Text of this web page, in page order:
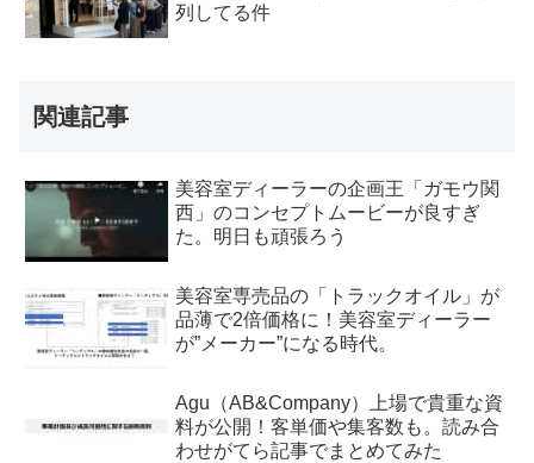
列してる件
関連記事
美容室ディーラーの企画王「ガモウ関
西」のコンセプトムービーが良すぎ
た。明日も頑張ろう
美容室専売品の「トラックオイル」が
品薄で2倍価格に！美容室ディーラー
が”メーカー”になる時代。
Agu（AB&Company）上場で貴重な資
料が公開！客単価や集客数も。読み合
わせがてら記事でまとめてみた